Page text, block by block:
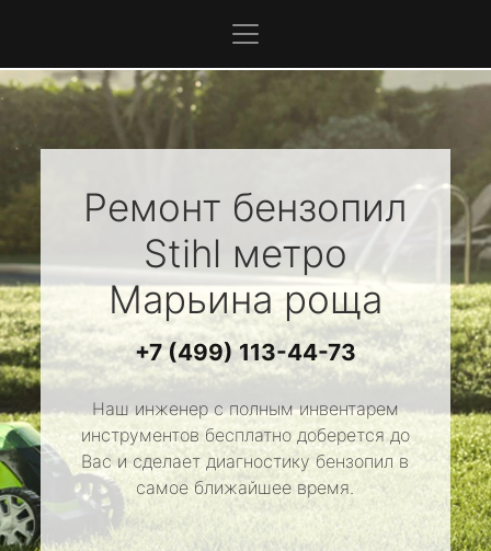
Ремонт бензопил
Stihl метро
Марьина роща
+7 (499) 113-44-73
Наш инженер с полным инвентарем
инструментов бесплатно доберется до
Вас и сделает диагностику бензопил в
самое ближайшее время.